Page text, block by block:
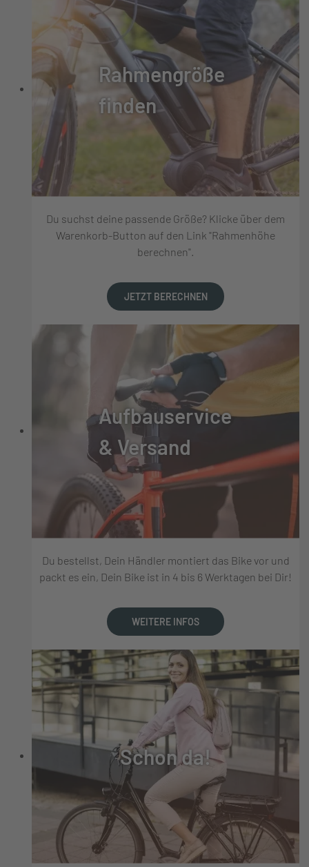
Rahmengröße
finden
Du suchst deine passende Größe? Klicke über dem
Warenkorb-Button auf den Link "Rahmenhöhe
berechnen".
JETZT BERECHNEN
Aufbauservice
& Versand
Du bestellst, Dein Händler montiert das Bike vor und
packt es ein, Dein Bike ist in 4 bis 6 Werktagen bei Dir!
WEITERE INFOS
Schon da!